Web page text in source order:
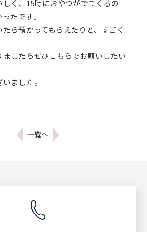
しく、15時におやつがでてくるの
たです。
ら預かってもらえたりと、すごく
ましたらぜひこちらでお願いしたい
ました。
一覧へ